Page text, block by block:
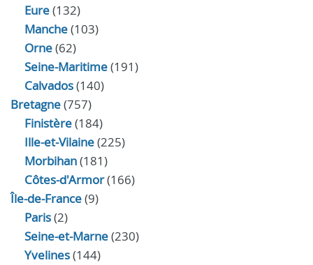
Eure(132)
Manche(103)
Orne(62)
Seine-Maritime(191)
Calvados(140)
Bretagne(757)
Finistère(184)
Ille-et-Vilaine(225)
Morbihan(181)
Côtes-d'Armor(166)
Île-de-France(9)
Paris(2)
Seine-et-Marne(230)
Yvelines(144)